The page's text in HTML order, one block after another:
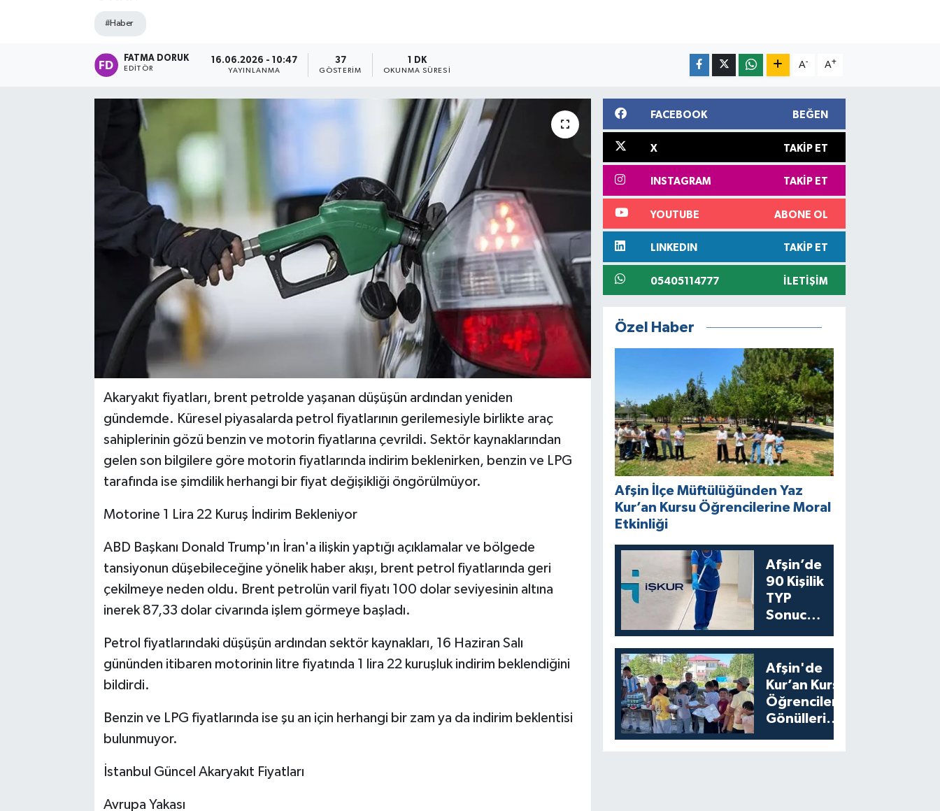
#Haber
FATMA DORUK
EDITÖR
16.06.2026 - 10:47
YAYINLANMA
37
GÖSTERIM
1 DK
OKUNMA SÜRESI
A- A+
Akaryakıt fiyatları, brent petrolde yaşanan düşüşün ardından yeniden
gündemde. Küresel piyasalarda petrol fiyatlarının gerilemesiyle birlikte araç
sahiplerinin gözü benzin ve motorin fiyatlarına çevrildi. Sektör kaynaklarından
gelen son bilgilere göre motorin fiyatlarında indirim beklenirken, benzin ve LPG
tarafında ise şimdilik herhangi bir fiyat değişikliği öngörülmüyor.
Motorine 1 Lira 22 Kuruş İndirim Bekleniyor
ABD Başkanı Donald Trump'ın İran'a ilişkin yaptığı açıklamalar ve bölgede
tansiyonun düşebileceğine yönelik haber akışı, brent petrol fiyatlarında geri
çekilmeye neden oldu. Brent petrolün varil fiyatı 100 dolar seviyesinin altına
inerek 87,33 dolar civarında işlem görmeye başladı.
Petrol fiyatlarındaki düşüşün ardından sektör kaynakları, 16 Haziran Salı
gününden itibaren motorinin litre fiyatında 1 lira 22 kuruşluk indirim beklendiğini
bildirdi.
Benzin ve LPG fiyatlarında ise şu an için herhangi bir zam ya da indirim beklentisi
bulunmuyor.
İstanbul Güncel Akaryakıt Fiyatları
Avrupa Yakası
FACEBOOK BEĞEN
X TAKIP ET
INSTAGRAM TAKIP ET
YOUTUBE ABONE OL
LINKEDIN TAKIP ET
05405114777 İLETIŞIM
Özel Haber
Afşin İlçe Müftülüğünden Yaz
Kur’an Kursu Öğrencilerine Moral
Etkinliği
Afşin’de
90 Kişilik
TYP
Sonucu
Afşin'de
Kur’an Kursu
Öğrencilerine
Gönülleri